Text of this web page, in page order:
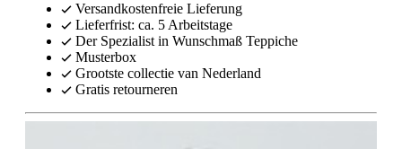
Versandkostenfreie Lieferung
Lieferfrist: ca. 5 Arbeitstage
Der Spezialist in Wunschmaß Teppiche
Musterbox
Grootste collectie van Nederland
Gratis retourneren